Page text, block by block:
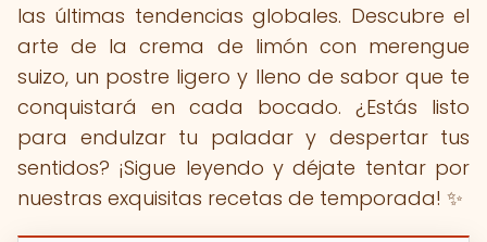
las últimas tendencias globales. Descubre el
arte de la crema de limón con merengue
suizo, un postre ligero y lleno de sabor que te
conquistará en cada bocado. ¿Estás listo
para endulzar tu paladar y despertar tus
sentidos? ¡Sigue leyendo y déjate tentar por
nuestras exquisitas recetas de temporada! ✨